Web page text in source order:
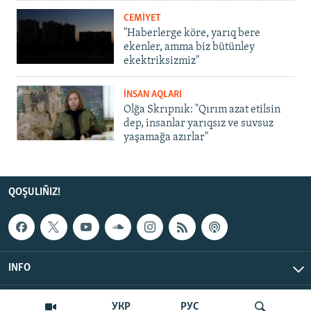
УКР РУС
CEMİYET
"Haberlerge köre, yarıq bere
ekenler, amma biz bütünley
ekektriksizmiz"
İNSAN AQLARI
Olğa Skrıpnık: "Qırım azat etilsin
dep, insanlar yarıqsız ve suvsuz
yaşamağa azırlar"
QOŞULIÑIZ!
INFO
© Qırım.Aqiqat, 2026 | All Rights Reserved.